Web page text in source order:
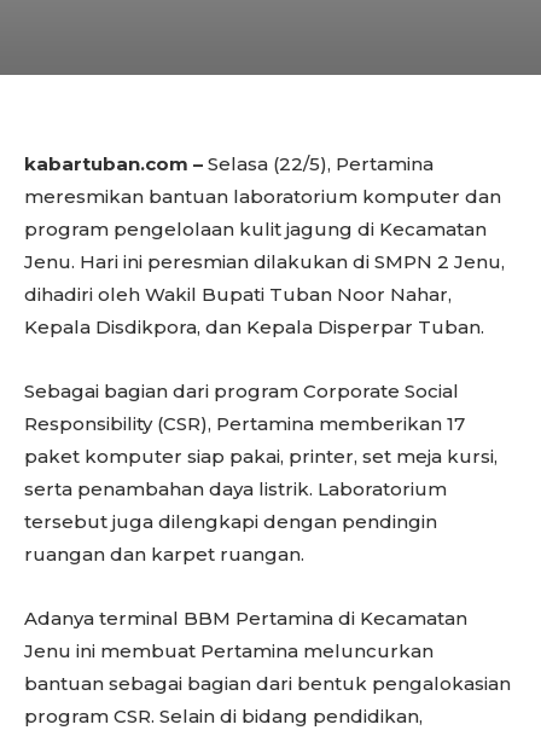
kabartuban.com – Selasa (22/5), Pertamina
meresmikan bantuan laboratorium komputer dan
program pengelolaan kulit jagung di Kecamatan
Jenu. Hari ini peresmian dilakukan di SMPN 2 Jenu,
dihadiri oleh Wakil Bupati Tuban Noor Nahar,
Kepala Disdikpora, dan Kepala Disperpar Tuban.
Sebagai bagian dari program Corporate Social
Responsibility (CSR), Pertamina memberikan 17
paket komputer siap pakai, printer, set meja kursi,
serta penambahan daya listrik. Laboratorium
tersebut juga dilengkapi dengan pendingin
ruangan dan karpet ruangan.
Adanya terminal BBM Pertamina di Kecamatan
Jenu ini membuat Pertamina meluncurkan
bantuan sebagai bagian dari bentuk pengalokasian
program CSR. Selain di bidang pendidikan,